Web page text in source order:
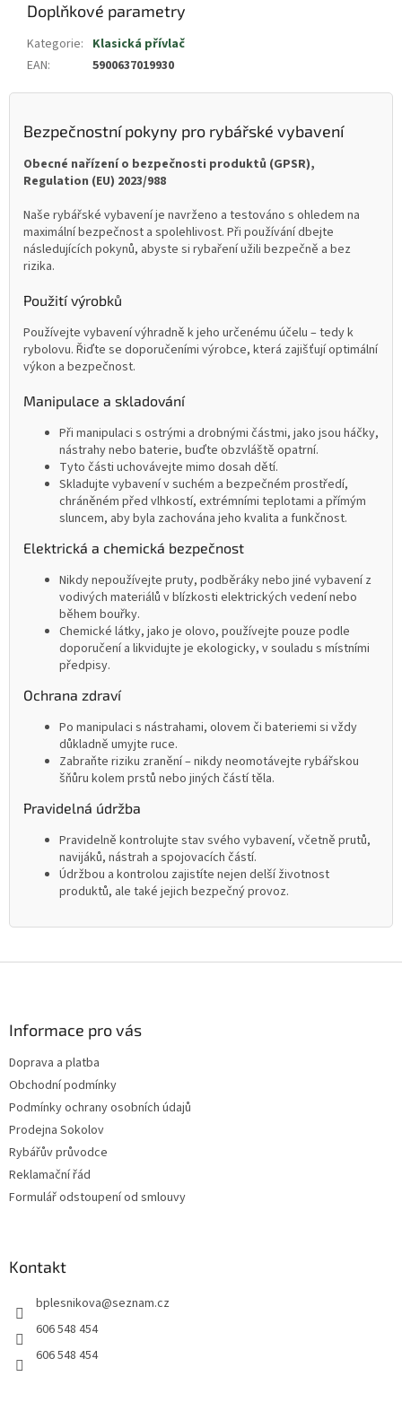
Doplňkové parametry
Kategorie: Klasická přívlač
EAN: 5900637019930
Bezpečnostní pokyny pro rybářské vybavení
Obecné nařízení o bezpečnosti produktů (GPSR),
Regulation (EU) 2023/988
Naše rybářské vybavení je navrženo a testováno s ohledem na
maximální bezpečnost a spolehlivost. Při používání dbejte
následujících pokynů, abyste si rybaření užili bezpečně a bez
rizika.
Použití výrobků
Používejte vybavení výhradně k jeho určenému účelu – tedy k
rybolovu. Řiďte se doporučeními výrobce, která zajišťují optimální
výkon a bezpečnost.
Manipulace a skladování
Při manipulaci s ostrými a drobnými částmi, jako jsou háčky,
nástrahy nebo baterie, buďte obzvláště opatrní.
Tyto části uchovávejte mimo dosah dětí.
Skladujte vybavení v suchém a bezpečném prostředí,
chráněném před vlhkostí, extrémními teplotami a přímým
sluncem, aby byla zachována jeho kvalita a funkčnost.
Elektrická a chemická bezpečnost
Nikdy nepoužívejte pruty, podběráky nebo jiné vybavení z
vodivých materiálů v blízkosti elektrických vedení nebo
během bouřky.
Chemické látky, jako je olovo, používejte pouze podle
doporučení a likvidujte je ekologicky, v souladu s místními
předpisy.
Ochrana zdraví
Po manipulaci s nástrahami, olovem či bateriemi si vždy
důkladně umyjte ruce.
Zabraňte riziku zranění – nikdy neomotávejte rybářskou
šňůru kolem prstů nebo jiných částí těla.
Pravidelná údržba
Pravidelně kontrolujte stav svého vybavení, včetně prutů,
navijáků, nástrah a spojovacích částí.
Údržbou a kontrolou zajistíte nejen delší životnost
produktů, ale také jejich bezpečný provoz.
Informace pro vás
Doprava a platba
Obchodní podmínky
Podmínky ochrany osobních údajů
Prodejna Sokolov
Rybářův průvodce
Reklamační řád
Formulář odstoupení od smlouvy
Kontakt
bplesnikova@seznam.cz
606 548 454
606 548 454